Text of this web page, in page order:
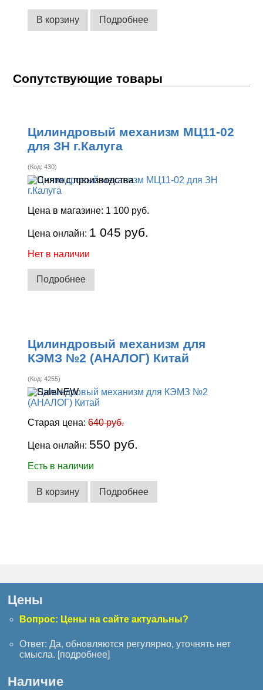
В корзину Подробнее
Сопутствующие товары
Цилиндровый механизм МЦ11-02
для ЗН г.Калуга
(Код:430)
Цена в магазине: 1 100 руб.
Цена онлайн: 1 045 руб.
Нет в наличии
Подробнее
Цилиндровый механизм для
КЭМЗ №2 (АНАЛОГ) Китай
(Код:4255)
Старая цена:640 руб.
Цена онлайн: 550 руб.
Есть в наличии
В корзину Подробнее
Цены
Вопрос: Цены на сайте актуальны?
Ответ: Да, обновляются регулярно, уточнять нет
смысла. [подробнее]
Наличие